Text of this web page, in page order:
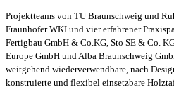
Projektteams von TU Braunschweig und
Fraunhofer WKI und vier erfahrener
Fertigbau GmbH & Co.KG, Sto SE & Co.
Europe GmbH und Alba Braunschweig
weitgehend wiederverwendbare, nach
konstruierte und flexibel einsetzbare